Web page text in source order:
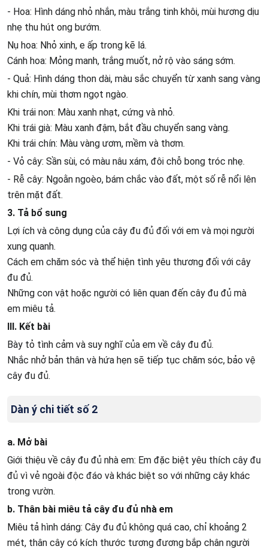
- Hoa: Hình dáng nhỏ nhắn, màu trắng tinh khôi, mùi hương dịu
nhẹ thu hút ong bướm.
Nụ hoa: Nhỏ xinh, e ấp trong kẽ lá.
Cánh hoa: Mỏng manh, trắng muốt, nở rộ vào sáng sớm.
- Quả: Hình dáng thon dài, màu sắc chuyển từ xanh sang vàng
khi chín, mùi thơm ngọt ngào.
Khi trái non: Màu xanh nhạt, cứng và nhỏ.
Khi trái già: Màu xanh đậm, bắt đầu chuyển sang vàng.
Khi trái chín: Màu vàng ươm, mềm và thơm.
- Vỏ cây: Sần sùi, có màu nâu xám, đôi chỗ bong tróc nhẹ.
- Rễ cây: Ngoằn ngoèo, bám chắc vào đất, một số rễ nổi lên
trên mặt đất.
3. Tả bổ sung
Lợi ích và công dụng của cây đu đủ đối với em và mọi người
xung quanh.
Cách em chăm sóc và thể hiện tình yêu thương đối với cây
đu đủ.
Những con vật hoặc người có liên quan đến cây đu đủ mà
em miêu tả.
III. Kết bài
Bày tỏ tình cảm và suy nghĩ của em về cây đu đủ.
Nhắc nhở bản thân và hứa hẹn sẽ tiếp tục chăm sóc, bảo vệ
cây đu đủ.
Dàn ý chi tiết số 2
a. Mở bài
Giới thiệu về cây đu đủ nhà em: Em đặc biệt yêu thích cây đu
đủ vì vẻ ngoài độc đáo và khác biệt so với những cây khác
trong vườn.
b. Thân bài miêu tả cây đu đủ nhà em
Miêu tả hình dáng: Cây đu đủ không quá cao, chỉ khoảng 2
mét, thân cây có kích thước tương đương bắp chân người